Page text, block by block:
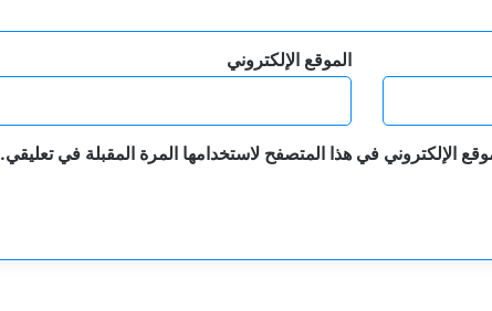
الموقع الإلكتروني
الإلكتروني في هذا المتصفح لاستخدامها المرة المقبلة في تعليقي.